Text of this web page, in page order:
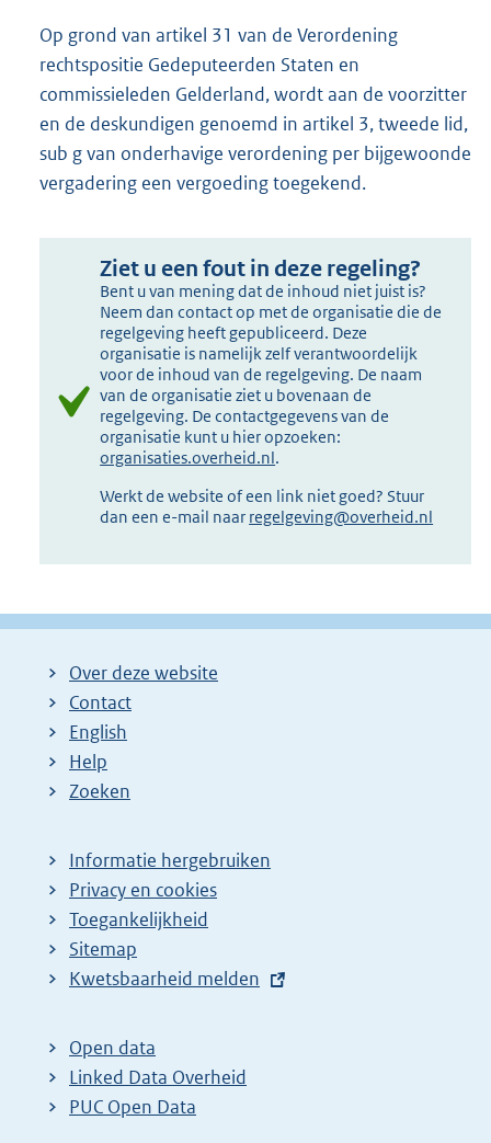
Op grond van artikel 31 van de Verordening
rechtspositie Gedeputeerden Staten en
commissieleden Gelderland, wordt aan de voorzitter
en de deskundigen genoemd in artikel 3, tweede lid,
sub g van onderhavige verordening per bijgewoonde
vergadering een vergoeding toegekend.
Ziet u een fout in deze regeling?
Bent u van mening dat de inhoud niet juist is?
Neem dan contact op met de organisatie die de
regelgeving heeft gepubliceerd. Deze
organisatie is namelijk zelf verantwoordelijk
voor de inhoud van de regelgeving. De naam
van de organisatie ziet u bovenaan de
regelgeving. De contactgegevens van de
organisatie kunt u hier opzoeken:
organisaties.overheid.nl.
Werkt de website of een link niet goed? Stuur
dan een e-mail naar regelgeving@overheid.nl
Over deze website
Contact
English
Help
Zoeken
Informatie hergebruiken
Privacy en cookies
Toegankelijkheid
Sitemap
E
t
e
r
Kwetsbaarheid melden
Open data
Linked Data Overheid
PUC Open Data